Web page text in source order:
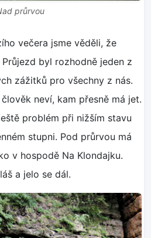
průrvou
večera jsme věděli, že
byl rozhodně jeden z
zážitků pro všechny z nás.
neví, kam přesně má jet.
problém při nižším stavu
stupni. Pod průrvou má
v hospodě Na Klondajku.
a jelo se dál.